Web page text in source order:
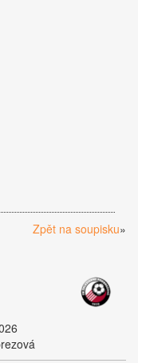
Zpět na soupisku»